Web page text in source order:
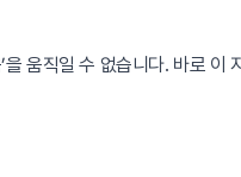
움직일 수 없습니다. 바로 이